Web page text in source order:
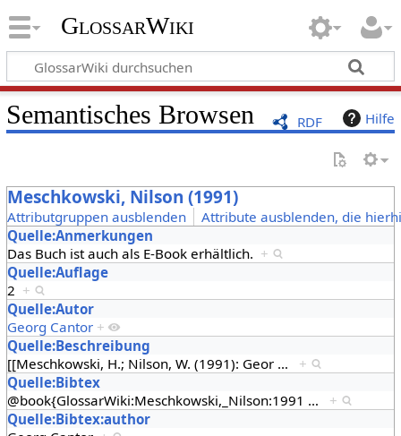
GlossarWiki
RDF Hilfe
Semantisches Browsen
Meschkowski, Nilson (1991)
Attributgruppen ausblenden
Attribute ausblenden, die
Quelle:Anmerkungen
Das Buch ist auch als E-Book erhältlich. +
Quelle:Auflage
2 +
Quelle:Autor
Georg Cantor +
Quelle:Beschreibung
[[Meschkowski, H.; Nilson, W. (1991): Geor…
+
Quelle:Bibtex
@book{GlossarWiki:Meschkowski,_Nilson:1991 …
+
Quelle:Bibtex:author